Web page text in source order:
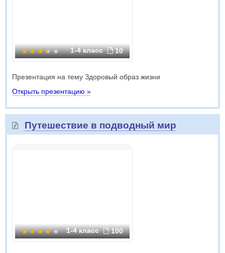
1-4 класс 10
Презентация на тему Здоровый образ жизни
Открыть презентацию »
Путешествие в подводный мир
1-4 класс 100